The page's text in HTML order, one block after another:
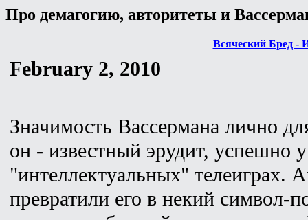
Про демагогию, авторитеты и
Всяческий Бред -
February 2, 2010
Значимость Вассермана лично
он - известный эрудит, успешно
"интеллектуальных" телеиграх.
превратили его в некий символ-